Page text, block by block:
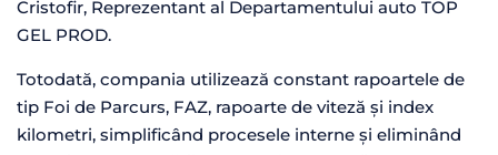
Cristofir, Reprezentant al Departamentului auto TOP
GEL PROD.
Totodată, compania utilizează constant rapoartele de
tip Foi de Parcurs, FAZ, rapoarte de viteză și index
kilometri, simplificând procesele interne și eliminând